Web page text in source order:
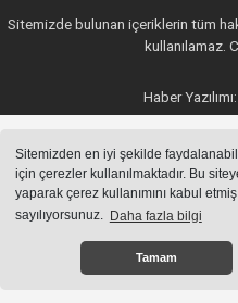
Sitemizden en iyi şekilde
için çerezler kullanılmaktadır. Bu
yaparak çerez kullanımını kabul etmiş
sayılıyorsunuz. Daha fazla bilgi
Tamam
Sitemizde bulunan içeriklerin tüm
kullanılamaz.
Haber Yazılımı: